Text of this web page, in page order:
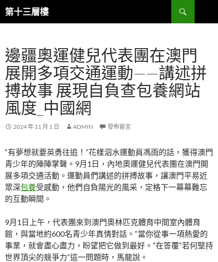
跳
至
內
容
第十三層樓
搜
尋
邊疆奧運健兒代表團在澳門
展開多項交通運動——講述拼
搏故事 展現自負查包養網站
風度_中國網
2024 年 11 月 1 日 ADMIN 發佈留言
“有夢想就要英勇往追！”花樣泅水運動員馮雨的話，獲得澳門
青少年的陣陣掌聲。9月1日，內地奧運健兒代表團在澳門開
展多項交通活動。運動員們講述的拼搏故事，讓澳門平易近
眾深包養受感動，他們自負陽光的風采，定格下一幕幕難忘
的互動瞬間。
9月1日上午，代表團來到澳門奧林匹克體育中間室內體育
館，與當地約600名青少年真情對話。“當你從事一項熱愛的
事業，就會盡心盡力，盼望把它做到最好。”在答覆“若何堅持
世界頂尖的競爭力”這一問題時，馬龍說。